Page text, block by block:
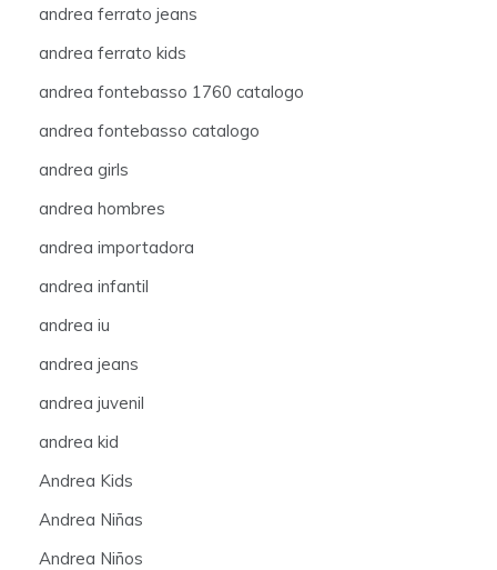
andrea ferrato jeans
andrea ferrato kids
andrea fontebasso 1760 catalogo
andrea fontebasso catalogo
andrea girls
andrea hombres
andrea importadora
andrea infantil
andrea iu
andrea jeans
andrea juvenil
andrea kid
Andrea Kids
Andrea Niñas
Andrea Niños